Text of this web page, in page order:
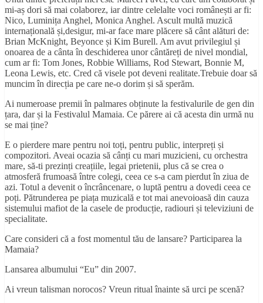
mi-aș dori să mai colaborez, iar dintre celelalte voci românești ar fi:
Nico, Luminița Anghel, Monica Anghel. Ascult multă muzică
internațională și,desigur, mi-ar face mare plăcere să cânt alături de:
Brian McKnight, Beyonce și Kim Burell. Am avut privilegiul și
onoarea de a cânta în deschiderea unor cântăreți de nivel mondial,
cum ar fi: Tom Jones, Robbie Williams, Rod Stewart, Bonnie M,
Leona Lewis, etc. Cred că visele pot deveni realitate.Trebuie doar să
muncim în direcția pe care ne-o dorim și să sperăm.
Ai numeroase premii în palmares obținute la festivalurile de gen din
țara, dar și la Festivalul Mamaia. Ce părere ai că acesta din urmă nu
se mai ține?
E o pierdere mare pentru noi toți, pentru public, interpreți și
compozitori. Aveai ocazia să cânți cu mari muzicieni, cu orchestra
mare, să-ti prezinți creațiile, legai prietenii, plus că se crea o
atmosferă frumoasă între colegi, ceea ce s-a cam pierdut în ziua de
azi. Totul a devenit o încrâncenare, o luptă pentru a dovedi ceea ce
poți. Pătrunderea pe piața muzicală e tot mai anevoioasă din cauza
sistemului mafiot de la casele de producție, radiouri și televiziuni de
specialitate.
Care consideri că a fost momentul tău de lansare? Participarea la
Mamaia?
Lansarea albumului “Eu” din 2007.
Ai vreun talisman norocos? Vreun ritual înainte să urci pe scenă?